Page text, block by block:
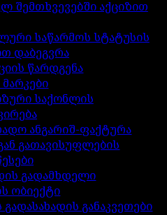
შემთხვევებში აქციზით
საწარმოს სტატუსის
დაბეგვრა
წარდგენა
საქონლის
ანგარიშ-ფაქტურა
გათავისუფლების
გადამხდელი
ობიექტი
განაკვეთები